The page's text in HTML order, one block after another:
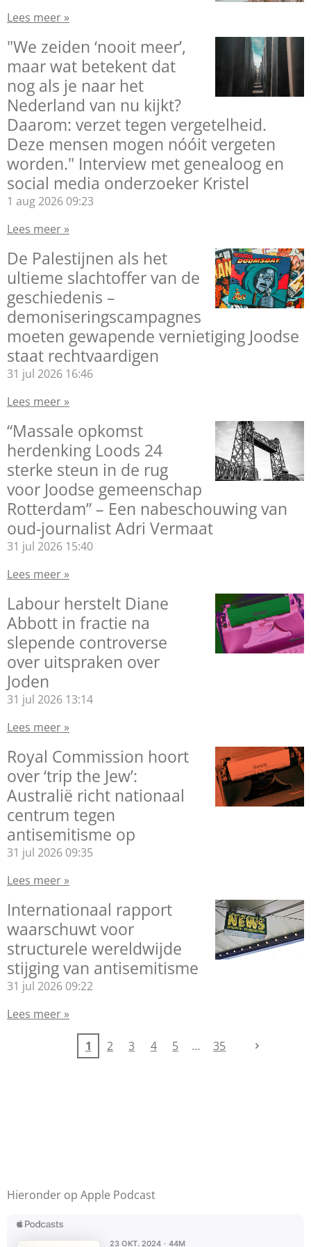
Lees meer »
"We zeiden ‘nooit meer’,
maar wat betekent dat
nog als je naar het
Nederland van nu kijkt?
Daarom: verzet tegen vergetelheid.
Deze mensen mogen nóóit vergeten
worden." Interview met genealoog en
social media onderzoeker Kristel
1 aug 2026 09:23
Lees meer »
De Palestijnen als het
ultieme slachtoffer van de
geschiedenis –
demoniseringscampagnes
moeten gewapende vernietiging Joodse
staat rechtvaardigen
31 jul 2026 16:46
Lees meer »
“Massale opkomst
herdenking Loods 24
sterke steun in de rug
voor Joodse gemeenschap
Rotterdam” – Een nabeschouwing van
oud-journalist Adri Vermaat
31 jul 2026 15:40
Lees meer »
Labour herstelt Diane
Abbott in fractie na
slepende controverse
over uitspraken over
Joden
31 jul 2026 13:14
Lees meer »
Royal Commission hoort
over ‘trip the Jew’:
Australië richt nationaal
centrum tegen
antisemitisme op
31 jul 2026 09:35
Lees meer »
Internationaal rapport
waarschuwt voor
structurele wereldwijde
stijging van antisemitisme
31 jul 2026 09:22
Lees meer »
1 2 3 4 5 35
Hieronder op Apple Podcast